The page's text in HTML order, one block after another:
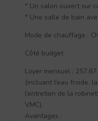
° Un salon ouvert sur
° Une salle de bain
Mode de chauffage :
Côté budget
Loyer mensuel :
(incluant l’eau froide,
l’entretien de la
VMC).
Avantages :